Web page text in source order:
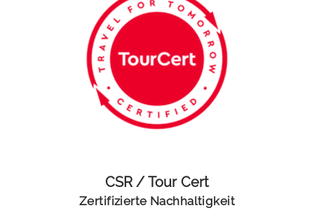
CSR / Tour Cert
Zertifizierte Nachhaltigkeit